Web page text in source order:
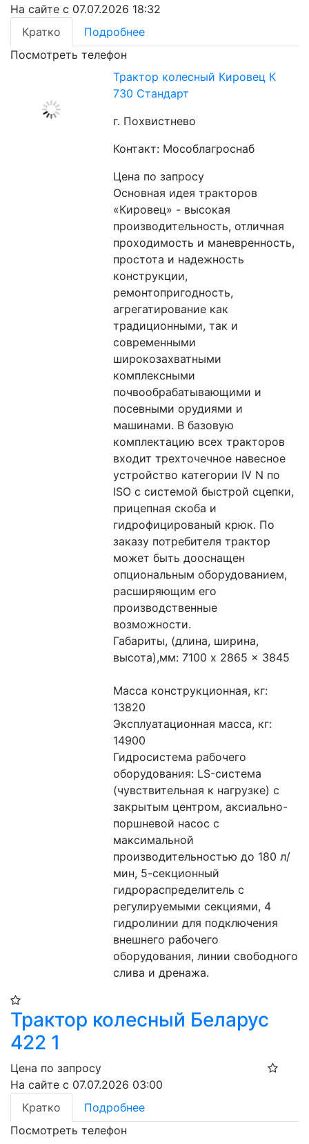
На сайте с 07.07.2026 18:32
Кратко
Подробнее
Посмотреть телефон
Трактор колесный Кировец К
730 Стандарт
г. Похвистнево
Контакт: Мособлагроснаб
Цена по запросу
Основная идея тракторов
«Кировец» - высокая
производительность, отличная
проходимость и маневренность,
простота и надежность
конструкции,
ремонтопригодность,
агрегатирование как
традиционными, так и
современными
широкозахватными
комплексными
почвообрабатывающими и
посевными орудиями и
машинами. В базовую
комплектацию всех тракторов
входит трехточечное навесное
устройство категории IV N по
ISO с системой быстрой сцепки,
прицепная скоба и
гидрофицированый крюк. По
заказу потребителя трактор
может быть дооснащен
опциональным оборудованием,
расширяющим его
производственные
возможности.
Габариты, (длина, ширина,
высота),мм: 7100 x 2865 x 3845
Масса конструкционная, кг:
13820
Эксплуатационная масса, кг:
14900
Гидросистема рабочего
оборудования: LS-система
(чувствительная к нагрузке) с
закрытым центром, аксиально-
поршневой насос с
максимальной
производительностью до 180 л/
мин, 5-секционный
гидрораспределитель с
регулируемыми секциями, 4
гидролинии для подключения
внешнего рабочего
оборудования, линии свободного
слива и дренажа.
Трактор колесный Беларус
422 1
Цена по запросу
На сайте с 07.07.2026 03:00
Кратко
Подробнее
Посмотреть телефон